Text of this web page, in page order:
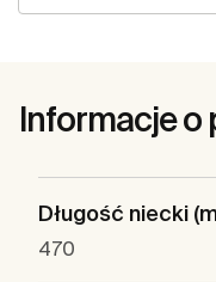
Informacje o
Długość niecki
470